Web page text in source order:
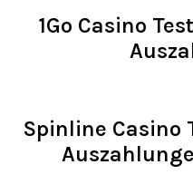
1Go Casino
Spinline Casino